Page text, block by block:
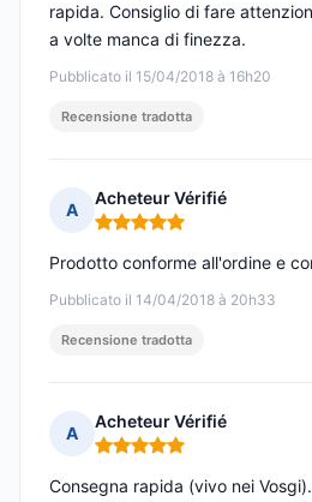
Pubblicato il 15/04/2018 à 16h20
rapida. Consiglio di fare
a volte manca di finezza.
Recensione tradotta
A
Acheteur Vérifié
Nota: 5 su 5
Pubblicato il 14/04/2018 à 20h33
Prodotto conforme all'ordine e
Recensione tradotta
A
Acheteur Vérifié
Nota: 5 su 5
Consegna rapida (vivo nei